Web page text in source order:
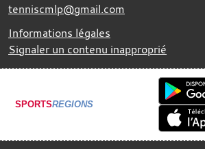
tenniscmlp@gmail.com
Informations légales
Signaler un contenu inapproprié
SPORTSREGIONS